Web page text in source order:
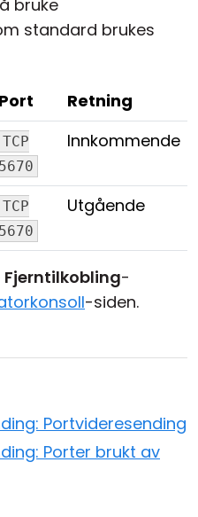
bruke
standard brukes
Port
Retning
TCP
5670
Innkommende
TCP
5670
Utgående
Fjerntilkobling-
-siden.
Portvideresending
Porter brukt av